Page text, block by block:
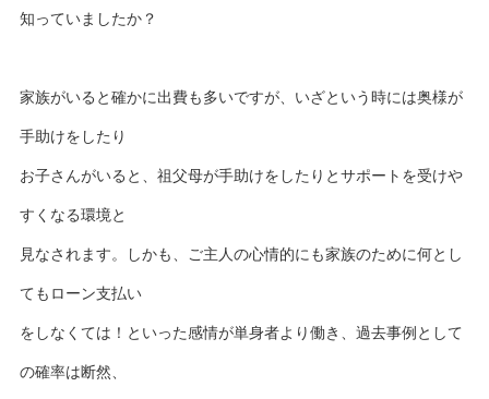
知っていましたか？
家族がいると確かに出費も多いですが、いざという時には奥様が
手助けをしたり
お子さんがいると、祖父母が手助けをしたりとサポートを受けや
すくなる環境と
見なされます。しかも、ご主人の心情的にも家族のために何とし
てもローン支払い
をしなくては！といった感情が単身者より働き、過去事例として
の確率は断然、